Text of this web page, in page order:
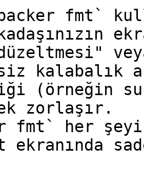
fmt`
kalabalık
(örneğin
zorlaşır.
fmt` her